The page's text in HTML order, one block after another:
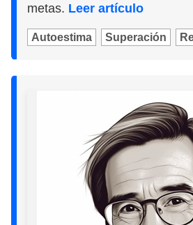
metas. Leer artículo
Autoestima Superación